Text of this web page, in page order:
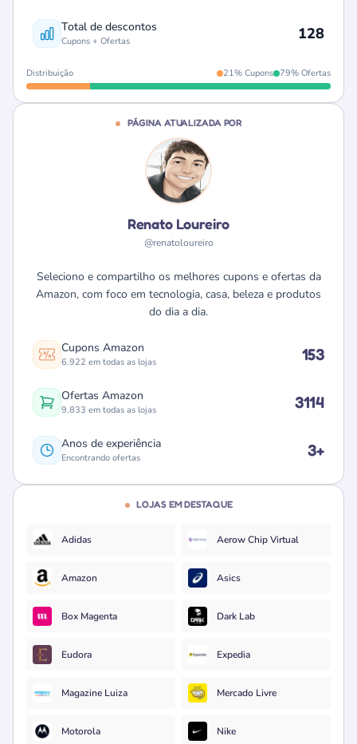
Total de descontos
Cupons + Ofertas 128
Distribuição 21% Cupons 79% Ofertas
PÁGINA ATUALIZADA POR
Renato Loureiro
@renatoloureiro
Seleciono e compartilho os melhores cupons e ofertas da
Amazon, com foco em tecnologia, casa, beleza e produtos
do dia a dia.
Cupons Amazon
6.922 em todas as lojas 153
Ofertas Amazon
9.833 em todas as lojas 3114
Anos de experiência
Encontrando ofertas 3+
LOJAS EM DESTAQUE
Adidas Aerow Chip Virtual
Amazon Asics
Box Magenta Dark Lab
Eudora Expedia
Magazine Luiza Mercado Livre
Motorola Nike